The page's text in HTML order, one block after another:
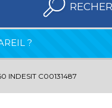
?
INDESIT C00131487